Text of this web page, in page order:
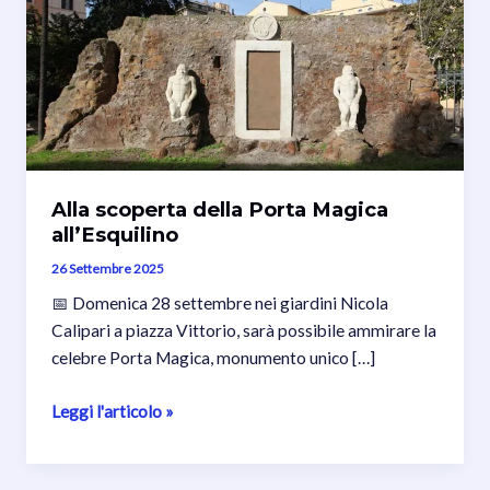
Alla scoperta della Porta Magica
all’Esquilino
26 Settembre 2025
📅 Domenica 28 settembre nei giardini Nicola
Calipari a piazza Vittorio, sarà possibile ammirare la
celebre Porta Magica, monumento unico […]
Alla
Leggi l'articolo »